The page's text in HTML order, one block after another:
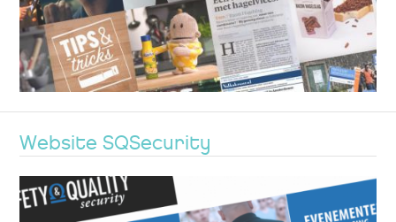
Website SQSecurity